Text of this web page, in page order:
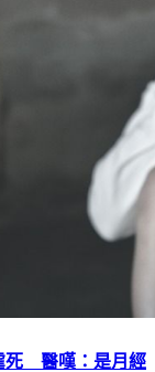
死 醫嘆：是月經